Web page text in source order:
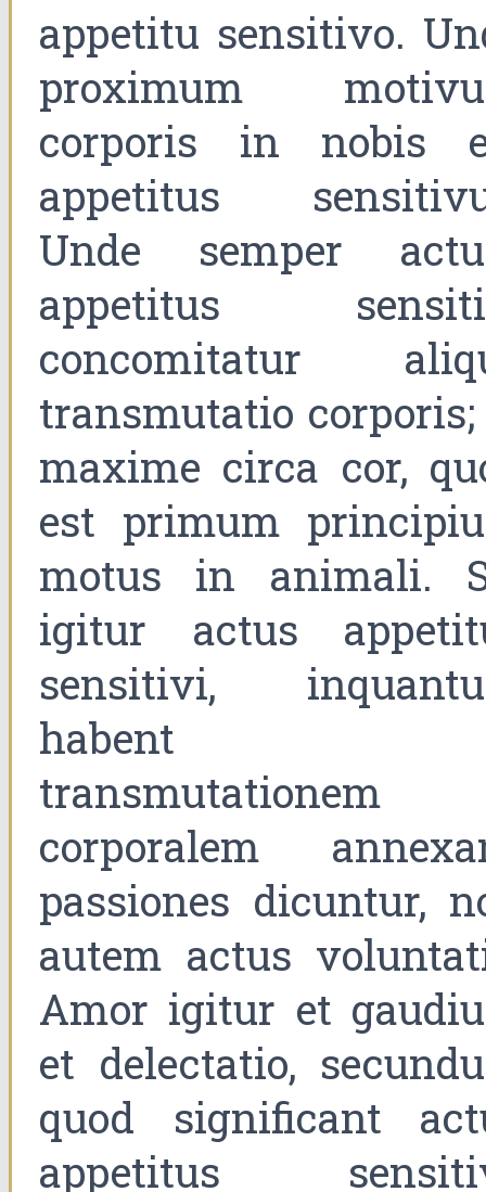
appetitu sensitivo.
proximum
corporis in nobis
appetitus
Unde semper
appetitus
concomitatur
transmutatio corporis;
maxime circa cor,
est primum
motus in animali.
igitur actus
sensitivi,
habent
transmutationem
corporalem
passiones dicuntur,
autem actus
Amor igitur et
et delectatio,
quod significant
appetitus